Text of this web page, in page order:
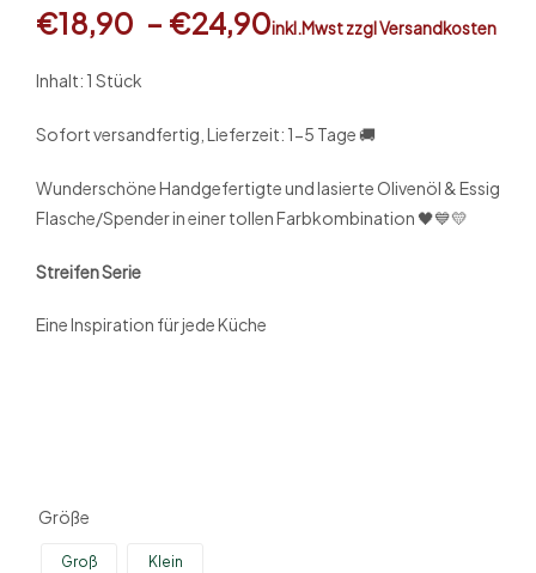
€18,90 – €24,90inkl.Mwst zzgl Versandkosten
Inhalt: 1 Stück
Sofort versandfertig, Lieferzeit: 1-5 Tage 🚚
Wunderschöne Handgefertigte und lasierte Olivenöl & Essig
Flasche/Spender in einer tollen Farbkombination 🖤💙💛
Streifen Serie
Eine Inspiration für jede Küche
Größe
Groß Klein